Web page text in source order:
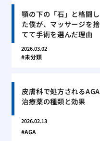
顎の下の「石」と格闘し
た僕が、マッサージを捨
てて手術を選んだ理由
2026.03.02
未分類
皮膚科で処方されるAGA
治療薬の種類と効果
2026.02.13
AGA